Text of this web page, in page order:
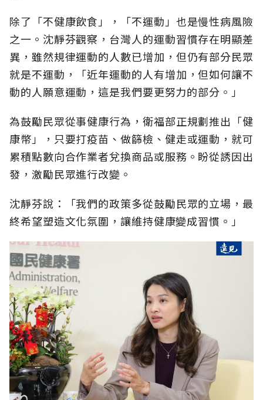
除了「不健康飲食」，「不運動」也是慢性病風險
之一。沈靜芬觀察，台灣人的運動習慣存在明顯差
異，雖然規律運動的人數已增加，但仍有部分民眾
就是不運動，「近年運動的人有增加，但如何讓不
動的人願意運動，這是我們要更努力的部分。」
為鼓勵民眾從事健康行為，衛福部正規劃推出「健
康幣」，只要打疫苗、做篩檢、健走或運動，就可
累積點數向合作業者兌換商品或服務。盼從誘因出
發，激勵民眾進行改變。
沈靜芬說：「我們的政策多從鼓勵民眾的立場，最
終希望塑造文化氛圍，讓維持健康變成習慣。」